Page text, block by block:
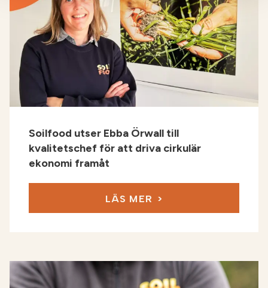
Soilfood utser Ebba Örwall till
kvalitetschef för att driva cirkulär
ekonomi framåt
LÄS MER